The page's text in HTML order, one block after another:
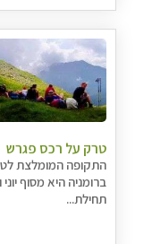
טרק על רכס פגרש
התקופה המומלצת
ברומניה היא מסוף יוני
תחילת...